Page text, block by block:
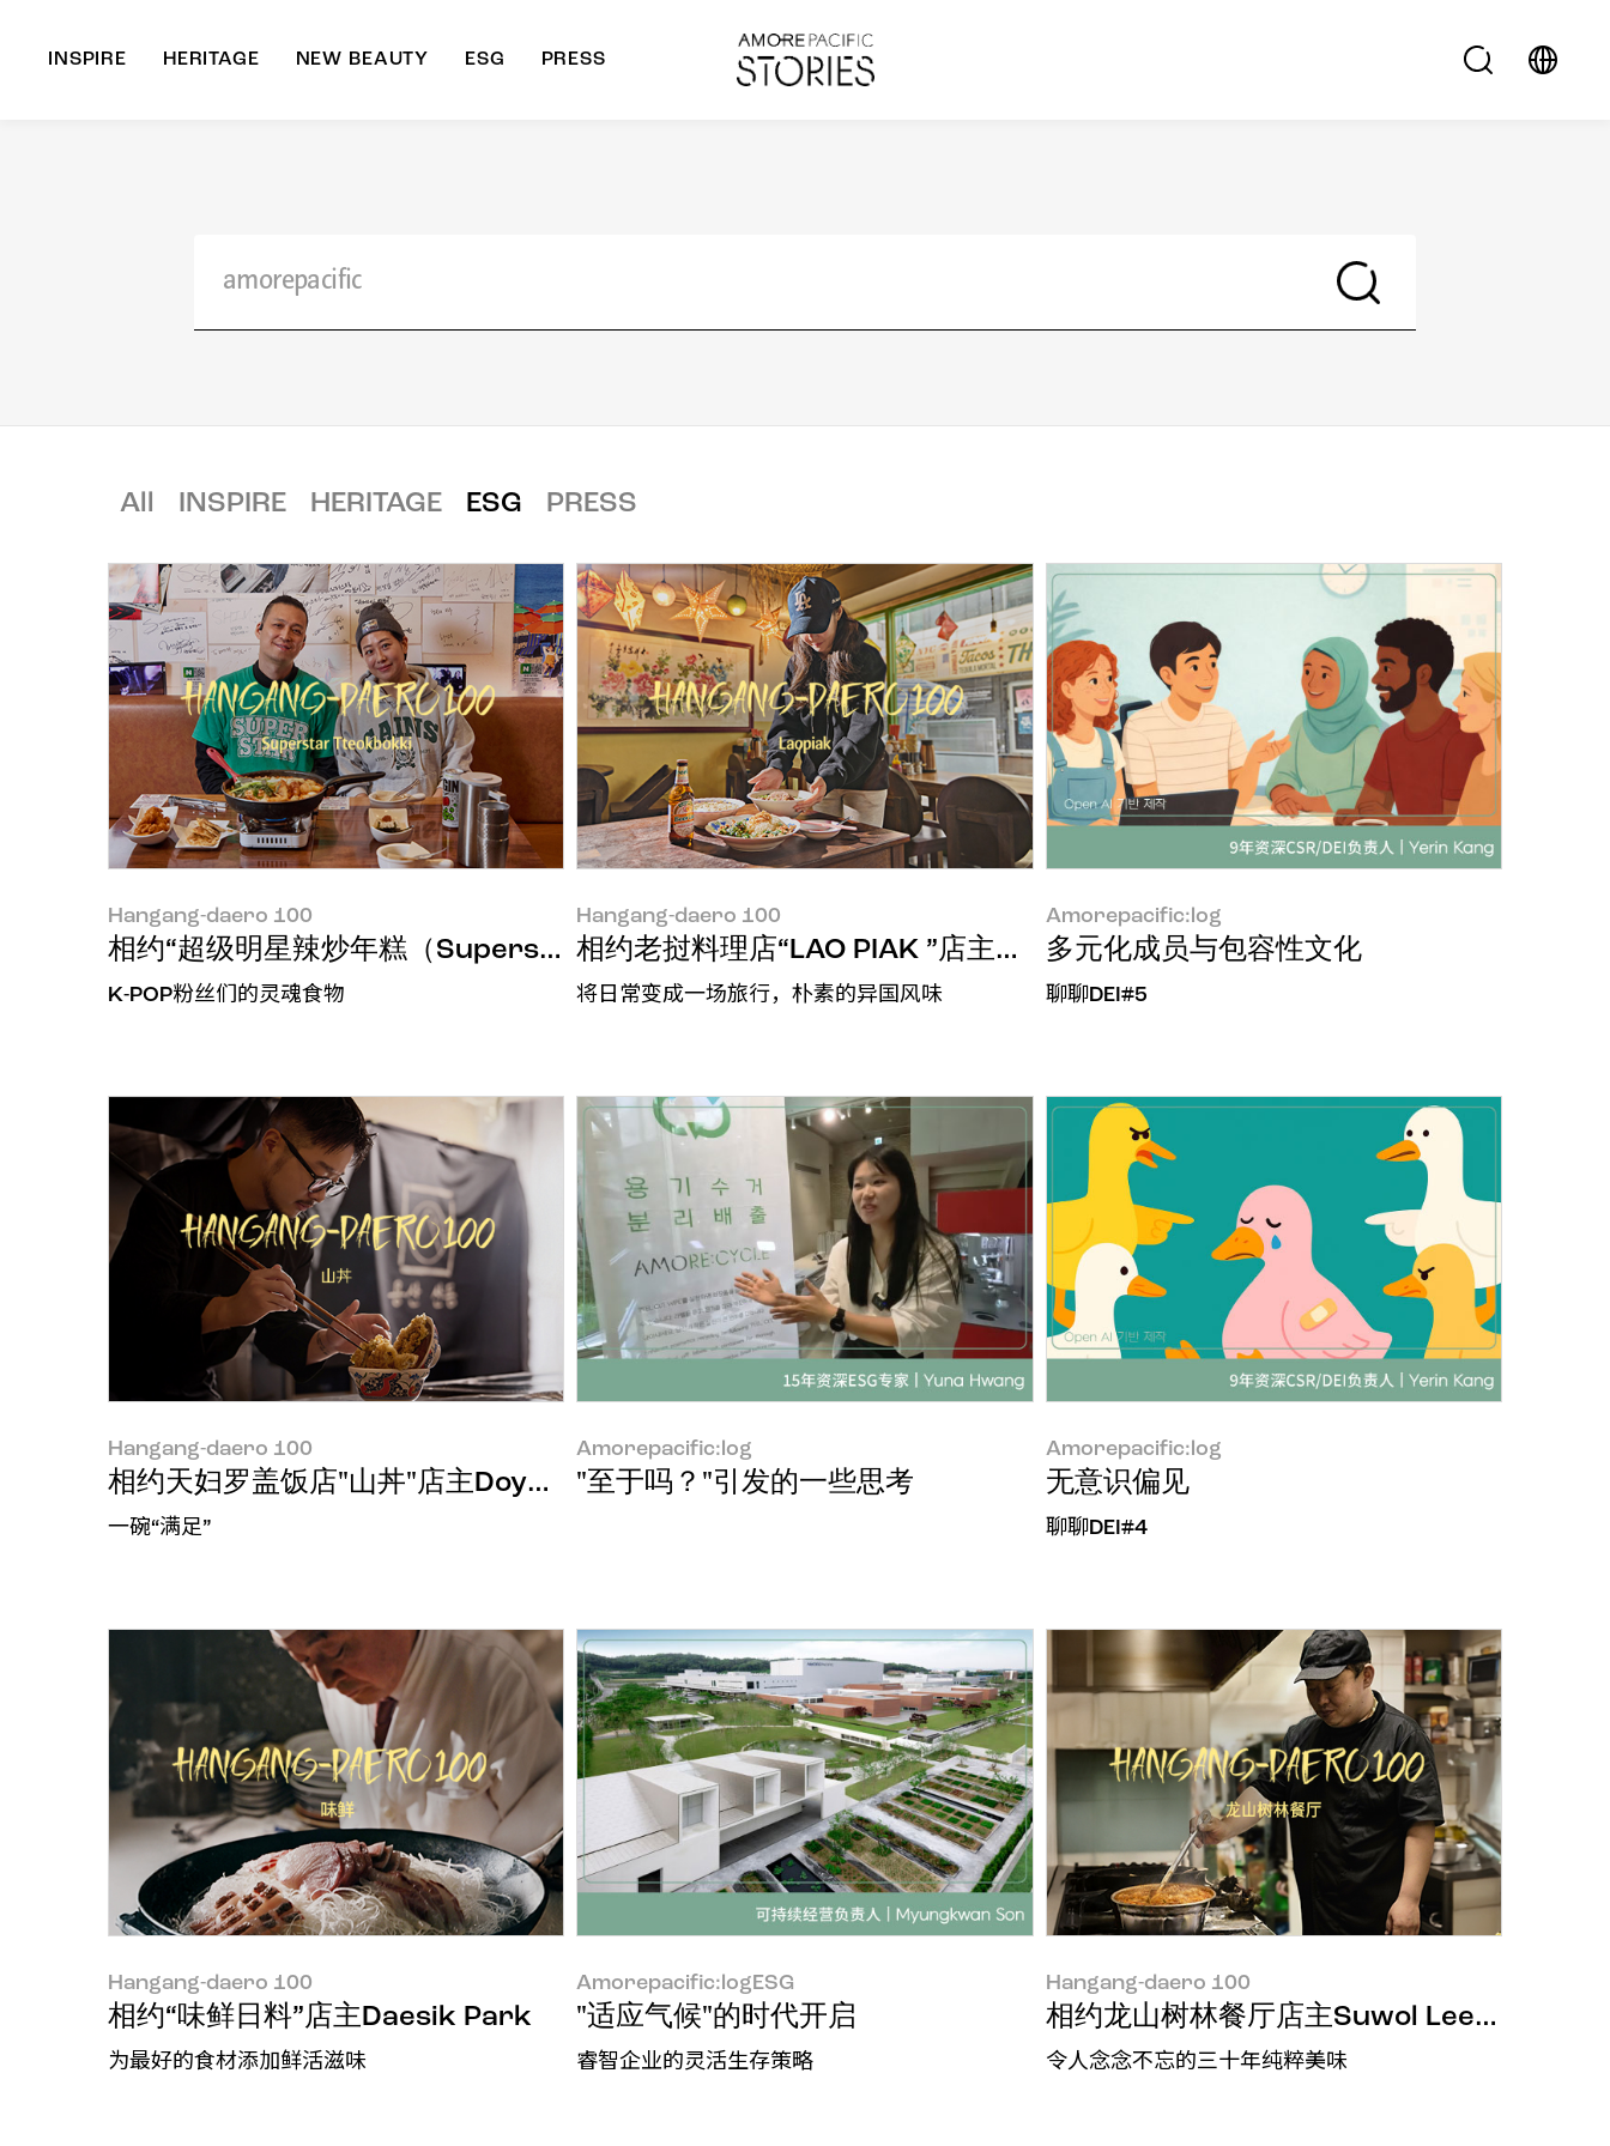
INSPIRE HERITAGE NEW BEAUTY ESG PRESS
All INSPIRE HERITAGE ESG PRESS
Hangang-daero 100
相约“超级明星辣炒年糕（Superstar Tteokbokki）”店主Yujung Choi和Yujin Na
K-POP粉丝们的灵魂食物
Hangang-daero 100
相约老挝料理店“LAO PIAK ”店主Hyoyeol Jeong
将日常变成一场旅行，朴素的异国风味
Amorepacific:log
多元化成员与包容性文化
聊聊DEI#5
Hangang-daero 100
相约天妇罗盖饭店"山丼"店主Doyoung Jung
一碗“满足”
Amorepacific:log
"至于吗？"引发的一些思考
Amorepacific:log
无意识偏见
聊聊DEI#4
Hangang-daero 100
相约“味鲜日料”店主Daesik Park
为最好的食材添加鲜活滋味
Amorepacific:logESG
"适应气候"的时代开启
睿智企业的灵活生存策略
Hangang-daero 100
相约龙山树林餐厅店主Suwol Lee和
令人念念不忘的三十年纯粹美味